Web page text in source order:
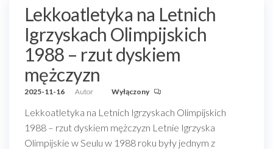
Lekkoatletyka na Letnich
Igrzyskach Olimpijskich
1988 – rzut dyskiem
mężczyzn
2025-11-16 Autor Wyłączony
Lekkoatletyka na Letnich Igrzyskach Olimpijskich
1988 – rzut dyskiem mężczyzn Letnie Igrzyska
Olimpijskie w Seulu w 1988 roku były jednym z